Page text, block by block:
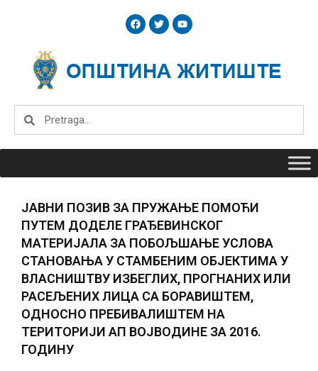
F
a
c
o
o
T
w
i
e
r
Y
o
u
b
e
Search
ЈАВНИ ПОЗИВ ЗА ПРУЖАЊЕ ПОМОЋИ
ПУТЕМ ДОДЕЛЕ ГРАЂЕВИНСКОГ
МАТЕРИЈАЛА ЗА ПОБОЉШАЊЕ УСЛОВА
СТАНОВАЊА У СТАМБЕНИМ ОБЈЕКТИМА У
ВЛАСНИШТВУ ИЗБЕГЛИХ, ПРОГНАНИХ ИЛИ
РАСЕЉЕНИХ ЛИЦА СА БОРАВИШТЕМ,
ОДНОСНО ПРЕБИВАЛИШТЕМ НА
ТЕРИТОРИЈИ АП ВОЈВОДИНЕ ЗА 2016.
ГОДИНУ